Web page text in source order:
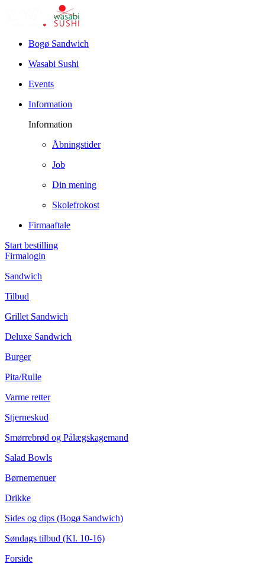
Bogø Sandwich
Wasabi Sushi
Events
Information
Information
Åbningstider
Job
Din mening
Skolefrokost
Firmaaftale
Start bestilling
Firmalogin
Sandwich
Tilbud
Grillet Sandwich
Deluxe Sandwich
Burger
Pita/Rulle
Varme retter
Stjerneskud
Smørrebrød og Pålægskagemand
Salad Bowls
Børnemenuer
Drikke
Sides og dips (Bogø Sandwich)
Søndags tilbud (Kl. 10-16)
Forside